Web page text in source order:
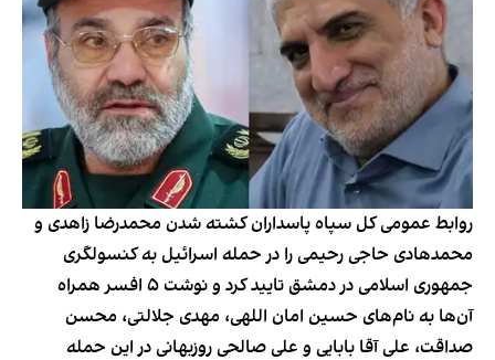
روابط عمومی کل سپاه پاسداران کشته شدن محمدرضا زاهدی و
محمدهادی حاجی رحیمی را در حمله اسرائیل به کنسولگری
جمهوری اسلامی در دمشق تایید کرد و نوشت ۵ افسر همراه
آن‌ها به نام‌های حسین امان اللهی، مهدی جلالتی، محسن
صداقت، علی آقا بابایی و علی صالحی روزبهانی در این حمله